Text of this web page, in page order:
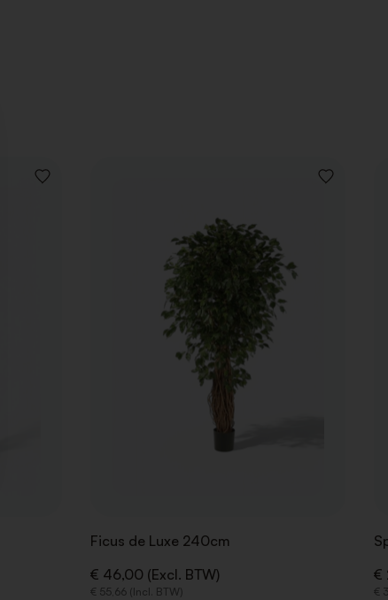
VOEG
VOEG
Ficus de Luxe 240cm
€ 46,00 (Excl. BTW)
€ 55,66 (Incl. BTW)
€
€